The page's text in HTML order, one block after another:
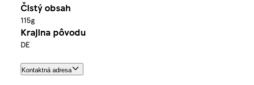
Čistý obsah
115g
Krajina pôvodu
DE
Kontaktná adresa